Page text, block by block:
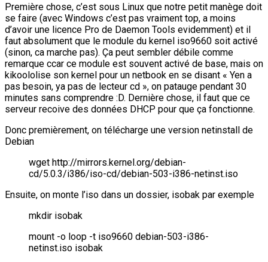
Première chose, c’est sous Linux que notre petit manège doit
se faire (avec Windows c’est pas vraiment top, a moins
d’avoir une licence Pro de Daemon Tools evidemment) et il
faut absolument que le module du kernel iso9660 soit activé
(sinon, ca marche pas). Ça peut sembler débile comme
remarque ccar ce module est souvent activé de base, mais on
kikoololise son kernel pour un netbook en se disant « Yen a
pas besoin, ya pas de lecteur cd », on patauge pendant 30
minutes sans comprendre :D. Dernière chose, il faut que ce
serveur recoive des données DHCP pour que ça fonctionne.
Donc premièrement, on télécharge une version netinstall de
Debian
wget http://mirrors.kernel.org/debian-
cd/5.0.3/i386/iso-cd/debian-503-i386-netinst.iso
Ensuite, on monte l’iso dans un dossier, isobak par exemple
mkdir isobak
mount -o loop -t iso9660 debian-503-i386-
netinst.iso isobak